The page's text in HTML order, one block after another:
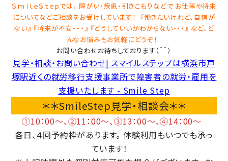
ＳｍｉｌｅＳｔｅｐでは、 障がい・疾患・引きこもりなどで お仕事や将来
についてなどご相談をお受けしています！ 『働きたいけれど、自信が
ない』 『将来が不安・・・』 『どうしていいかわからない・・・』 など、ど
んなお悩みもお気軽にどうぞ！
お問い合わせお待ちしております（＾＾）
見学・相談・お問い合わせ| スマイルステップは横浜市戸
塚駅近くの就労移行支援事業所で障害者の就労・雇用を
支援いたします - Smile Step
＊＊SmileStep見学・相談会＊＊
①10：00〜、②11：00〜、③13：00〜、④14：00〜
各日、４回予約枠があります。 体験利用もいつでも承っ
ています！